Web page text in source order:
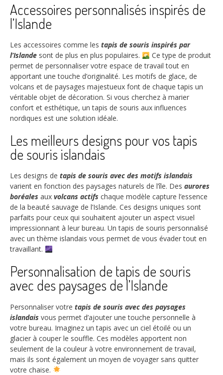
Accessoires personnalisés inspirés de
l’Islande
Les accessoires comme les tapis de souris inspirés par
l’Islande sont de plus en plus populaires.
Ce type de produit
permet de personnaliser votre espace de travail tout en
apportant une touche d’originalité. Les motifs de glace, de
volcans et de paysages majestueux font de chaque tapis un
véritable objet de décoration. Si vous cherchez à marier
confort et esthétique, un tapis de souris aux influences
nordiques est une solution idéale.
Les meilleurs designs pour vos tapis
de souris islandais
Les designs de tapis de souris avec des motifs islandais
varient en fonction des paysages naturels de l’île. Des aurores
boréales aux volcans actifs chaque modèle capture l’essence
de la beauté sauvage de l’Islande. Ces designs uniques sont
parfaits pour ceux qui souhaitent ajouter un aspect visuel
impressionnant à leur bureau. Un tapis de souris personnalisé
avec un thème islandais vous permet de vous évader tout en
travaillant.
Personnalisation de tapis de souris
avec des paysages de l’Islande
Personnaliser votre tapis de souris avec des paysages
islandais vous permet d’ajouter une touche personnelle à
votre bureau. Imaginez un tapis avec un ciel étoilé ou un
glacier à couper le souffle. Ces modèles apportent non
seulement de la couleur à votre environnement de travail,
mais ils sont également un moyen de voyager sans quitter
votre chaise.